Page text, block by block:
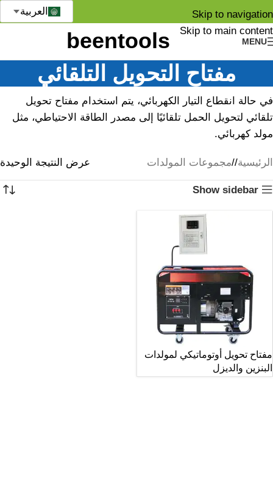
Skip to navigation
Skip to main content
MENU
العربية
مفتاح التحويل التلقائي
في حالة انقطاع التيار الكهربائي، يتم استخدام مفتاح تحويل
تلقائي لتحويل الحمل تلقائيًا إلى مصدر الطاقة الاحتياطي، مثل
مولد كهربائي.
الرئيسية/ مجموعات المولدات عرض النتيجة الوحيدة
Show sidebar
مفتاح تحويل أوتوماتيكي لمولدات
البنزين والديزل